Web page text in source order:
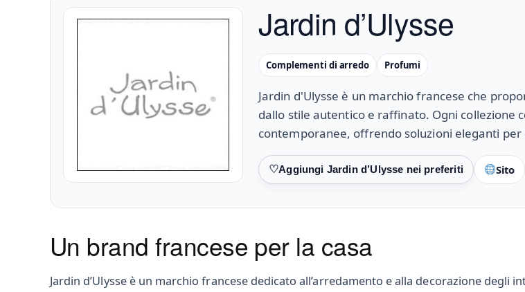
Jardin d’Ulysse
Complementi di arredo Profumi
Jardin d'Ulysse è un marchio francese che
dallo stile autentico e raffinato. Ogni collezione
contemporanee, offrendo soluzioni eleganti
Preferiti Sito
Un brand francese per la casa
Jardin d’Ulysse è un marchio francese dedicato all’arredamento e alla decorazione